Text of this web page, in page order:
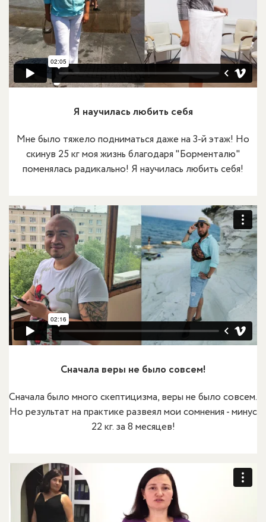
Я научилась любить себя
Мне было тяжело подниматься даже на 3-й этаж! Но
скинув 25 кг моя жизнь благодаря "Борменталю"
поменялась радикально! Я научилась любить себя!
Сначала веры не было совсем!
Сначала было много скептицизма, веры не было совсем.
Но результат на практике развеял мои сомнения - минус
22 кг. за 8 месяцев!